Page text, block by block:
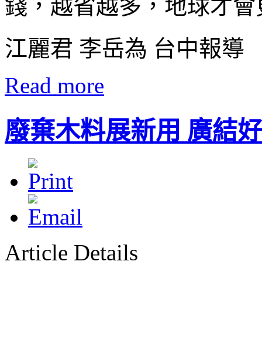
錢，越省越多，地球才
江麗君 李岳為 台中報導
Read more
廢棄木料展新用 廣結
Article Details